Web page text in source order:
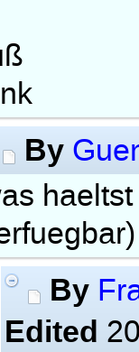
By
By
Edited